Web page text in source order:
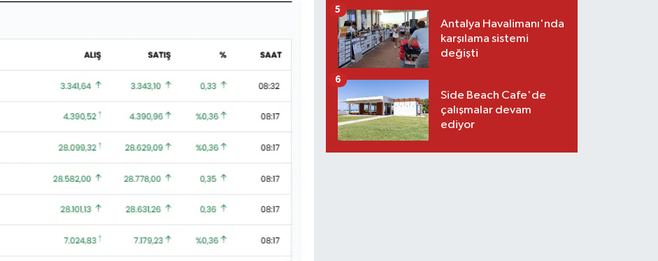
Antalya Havalimanı'nda
karşılama sistemi
değişti
5
Side Beach Cafe'de
çalışmalar devam
ediyor
6